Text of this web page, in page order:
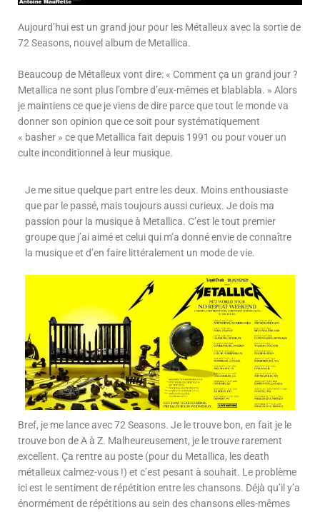
Aujourd’hui est un grand jour pour les Métalleux avec la sortie de
72 Seasons, nouvel album de Metallica.
Beaucoup de Métalleux vont dire: « Comment ça un grand jour ?
Metallica ne sont plus l’ombre d’eux-mêmes et blablabla. » Alors
je maintiens ce que je viens de dire parce que tout le monde va
donner son opinion que ce soit pour systématiquement
« basher » ce que Metallica fait depuis 1991 ou pour vouer un
culte inconditionnel à leur musique.
Je me situe quelque part entre les deux. Moins enthousiaste
que par le passé, mais toujours aussi curieux. Je dois ma
passion pour la musique à Metallica. C’est le tout premier
groupe que j’ai aimé et celui qui m’a donné envie de connaître
la musique et d’en faire littéralement un mode de vie.
Bref, je me lance avec 72 Seasons. Je le trouve bon, en fait je le
trouve bon de A à Z. Malheureusement, je le trouve rarement
excellent. Ça rentre au poste (pour du Metallica, les death
métalleux calmez-vous !) et c’est pesant à souhait. Le problème
ici est le sentiment de répétition entre les chansons. Déjà qu’il y’a
énormément de répétitions au sein des chansons elles-mêmes